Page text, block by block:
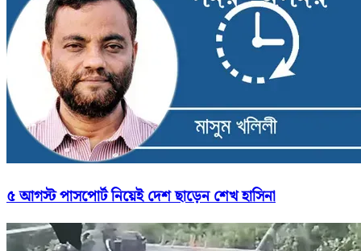
৫ আগস্ট পাসপোর্ট নিয়েই দেশ ছাড়েন শেখ হাসিনা